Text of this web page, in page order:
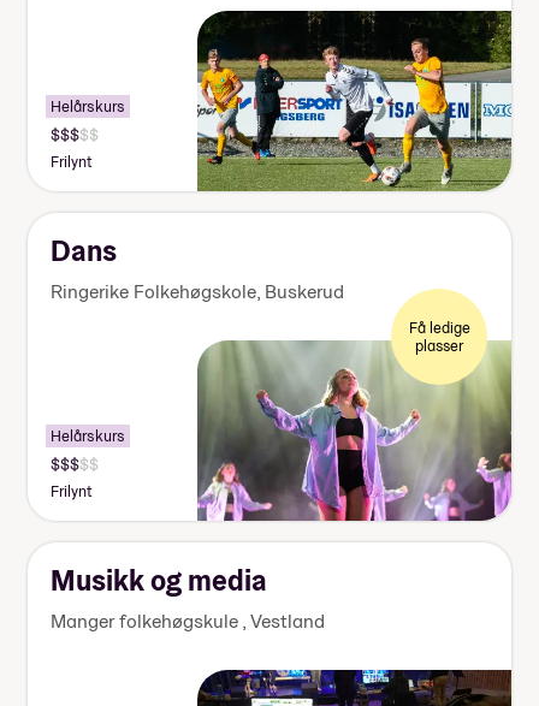
Helårskurs
Pris:
140
155
000
Frilynt
Dans
Ringerike Folkehøgskole, Buskerud
Få ledige
plasser
Helårskurs
Pris:
140
155
000
Frilynt
Musikk og media
Manger folkehøgskule,Vestland